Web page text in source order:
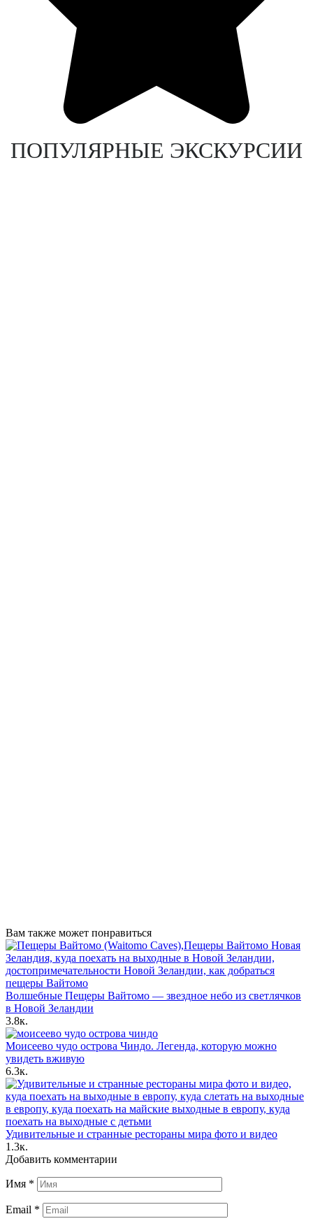
ПОПУЛЯРНЫЕ ЭКСКУРСИИ
Вам также может понравиться
Волшебные Пещеры Вайтомо — звездное небо из светлячков
в Новой Зеландии
3.8к.
Моисеево чудо острова Чиндо. Легенда, которую можно
увидеть вживую
6.3к.
Удивительные и странные рестораны мира фото и видео
1.3к.
Добавить комментарии
Имя *
Email *